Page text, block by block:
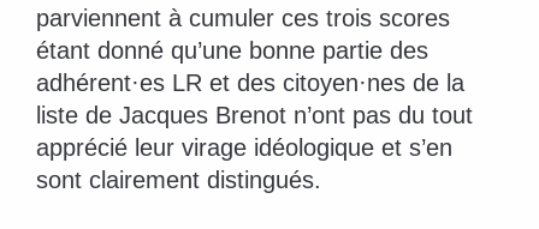
parviennent à cumuler ces trois scores
étant donné qu’une bonne partie des
adhérent·es LR et des citoyen·nes de la
liste de Jacques Brenot n’ont pas du tout
apprécié leur virage idéologique et s’en
sont clairement distingués.